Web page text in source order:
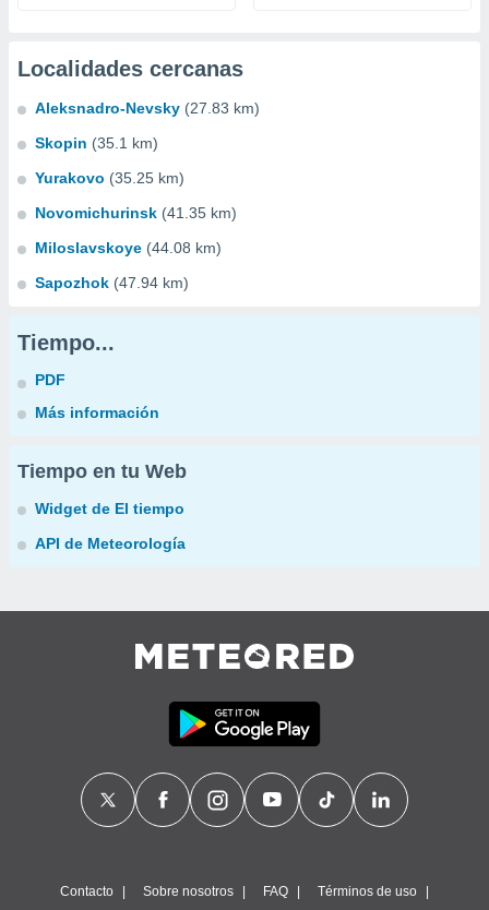
Localidades cercanas
Aleksnadro-Nevsky (27.83 km)
Skopin (35.1 km)
Yurakovo (35.25 km)
Novomichurinsk (41.35 km)
Miloslavskoye (44.08 km)
Sapozhok (47.94 km)
Tiempo...
PDF
Más información
Tiempo en tu Web
Widget de El tiempo
API de Meteorología
Contacto Sobre nosotros FAQ Términos de uso